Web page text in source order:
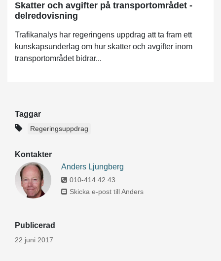
Skatter och avgifter på transportområdet -
delredovisning
Trafikanalys har regeringens uppdrag att ta fram ett
kunskapsunderlag om hur skatter och avgifter inom
transportområdet bidrar...
Taggar
Regeringsuppdrag
Kontakter
Anders Ljungberg
010-414 42 43
Skicka e-post till Anders
Publicerad
22 juni 2017